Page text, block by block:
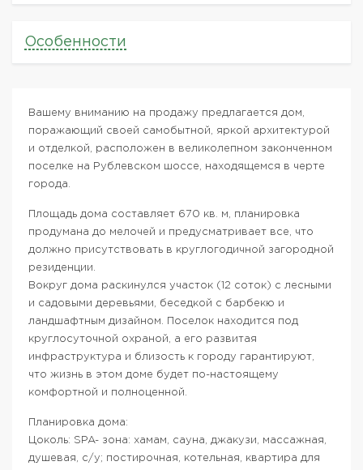
Особенности
Вашему вниманию на продажу предлагается дом,
поражающий своей самобытной, яркой архитектурой
и отделкой, расположен в великолепном законченном
поселке на Рублевском шоссе, находящемся в черте
города.
Площадь дома составляет 670 кв. м, планировка
продумана до мелочей и предусматривает все, что
должно присутствовать в круглогодичной загородной
резиденции.
Вокруг дома раскинулся участок (12 соток) с лесными
и садовыми деревьями, беседкой с барбекю и
ландшафтным дизайном. Поселок находится под
круглосуточной охраной, а его развитая
инфраструктура и близость к городу гарантируют,
что жизнь в этом доме будет по-настоящему
комфортной и полноценной.
Планировка дома:
Цоколь: SPA- зона: хамам, сауна, джакузи, массажная,
душевая, с/у; постирочная, котельная, квартира для